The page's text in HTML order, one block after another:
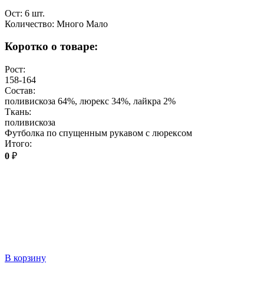
Ост: 6 шт.
Количество: Много Мало
Коротко о товаре:
Рост:
158-164
Состав:
поливискоза 64%, люрекс 34%, лайкра 2%
Ткань:
поливискоза
Футболка по спущенным рукавом с люрексом
Итого:
0 ₽
В корзину